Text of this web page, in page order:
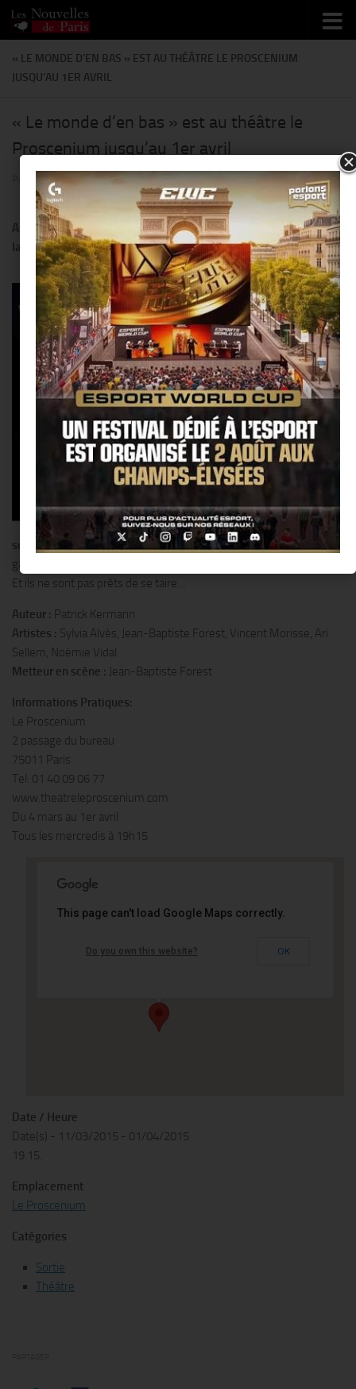
Skip to content
« LE MONDE D’EN BAS » EST AU THÉÂTRE LE PROSCENIUM
JUSQU’AU 1ER AVRIL
« Le monde d’en bas » est au théâtre le
Proscenium jusqu’au 1er avril
THIERRY KER · PUBLIÉ11 MARS 2015· MIS À JOUR11 MARS 2015
Approchez, Approchez! Passez la porte de notre monde obscur et
laissez vous guider
Chez nous c’est la bousculade
! A peine a t on posé un pied à
l’intérieur que cela devient
une tempête, un tourbillon de
paroles.
C’estune bataille contre le
temps; nous parcourons
toutes les étapes de la vie:
des bancs de l’école au
cimetière, du sexe à l’amour,
des regrets aux souvenirs.
comédiens pour vaincre la
mort et s’obstiner à rester
vivants.49 personnages qui
sont prêts à toutes les foliespour que l’on se souvienne d’eux et
gagner quelques minutes d’existence.
Et ils ne sont pas prêts de se taire…
Auteur : Patrick Kermann
Artistes : Sylvia Alvès, Jean-Baptiste Forest, Vincent Morisse, Ari
Sellem, Noémie Vidal
Metteur en scène : Jean-Baptiste Forest
Informations Pratiques:
Le Proscenium
2 passage du bureau
75011 Paris
Tel: 01 40 09 06 77
www.theatreleproscenium.com
Du 4 mars au 1er avril
Tous les mercredis à 19h15
This page can't load Google Maps correctly.
Do you own this website? OK
Date / Heure
Date(s) - 11/03/2015 - 01/04/2015
19.15.
Emplacement
Le Proscenium
Catégories
Sortie
Théâtre